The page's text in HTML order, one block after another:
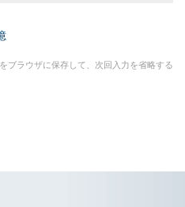
情報保護方針」を随時改定
とします。 この場合、当
ブラウザに保存して、次回入力を省略する